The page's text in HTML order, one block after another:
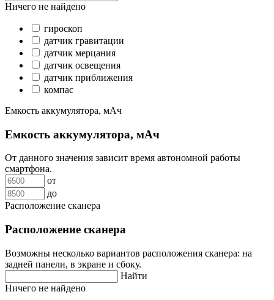
Ничего не найдено
гироскоп
датчик гравитации
датчик мерцания
датчик освещения
датчик приближения
компас
Емкость аккумулятора, мАч
Емкость аккумулятора, мАч
От данного значения зависит время автономной работы
смартфона.
от
до
Расположение сканера
Расположение сканера
Возможны несколько вариантов расположения сканера: на
задней панели, в экране и сбоку.
Найти
Ничего не найдено